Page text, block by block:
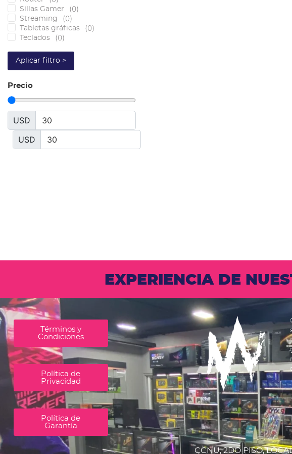
Sillas Gamer (0)
Streaming (0)
Tabletas gráficas (0)
Teclados (0)
Aplicar filtro >
Precio
USD
USD
EXPERIENCIA DE
Términos y
Condiciones
Política de
Privacidad
Política de
Garantía
CCNU, 2DO PISO,